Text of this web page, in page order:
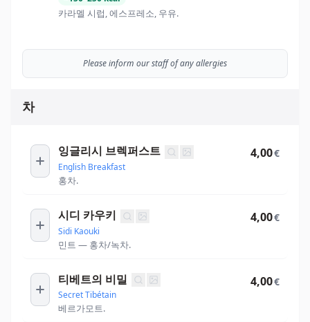
카라멜 시럽, 에스프레소, 우유.
Please inform our staff of any allergies
차
잉글리시 브렉퍼스트
English Breakfast
홍차.
4,00€
시디 카우키
Sidi Kaouki
민트 — 홍차/녹차.
4,00€
티베트의 비밀
Secret Tibétain
베르가모트.
4,00€